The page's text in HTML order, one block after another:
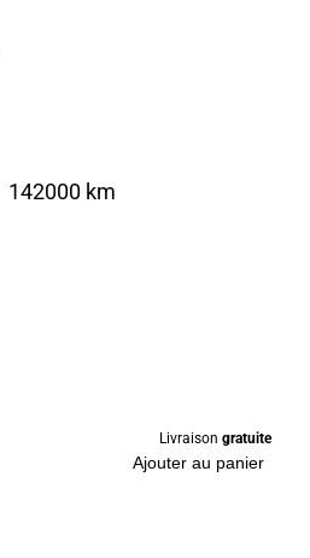
142000 km
Livraison gratuite
Ajouter au panier